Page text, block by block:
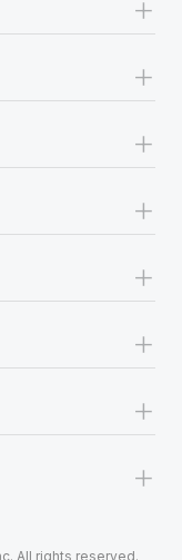
+
+
+
+
+
+
+
All rights reserved.